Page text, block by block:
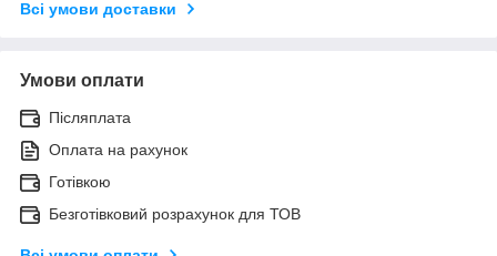
Всі умови доставки
Умови оплати
Післяплата
Оплата на рахунок
Готівкою
Безготівковий розрахунок для ТОВ